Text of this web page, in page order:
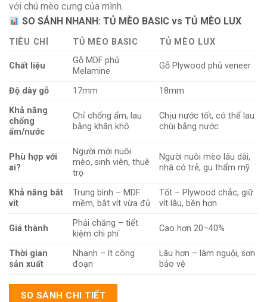
với chú mèo cưng của mình.
SO SÁNH NHANH: TỦ MÈO BASIC vs TỦ MÈO LUX
TIÊU CHÍ TỦ MÈO BASIC TỦ MÈO LUX
Chất liệu
Gỗ MDF phủ
Melamine
Gỗ Plywood phủ veneer
Độ dày gỗ 17mm
18mm
Khả năng
chống
ẩm/nước
Chỉ chống ẩm, lau
bằng khăn khô
Chịu nước tốt, có thể lau
chùi bằng nước
Phù hợp với
ai?
Người mới nuôi
mèo, sinh viên, thuê
trọ
Người nuôi mèo lâu dài,
nhà có trẻ, gu thẩm mỹ
Khả năng bắt
vít
Trung bình – MDF
mềm, bắt vít vừa đủ
Tốt – Plywood chắc, giữ
vít lâu, bền hơn
Giá thành
Phải chăng – tiết
kiệm chi phí
Cao hơn 20–40%
Thời gian
sản xuất
Nhanh – ít công
đoạn
Lâu hơn – làm nguội, sơn
bảo vệ
SO SÁNH CHI TIẾT